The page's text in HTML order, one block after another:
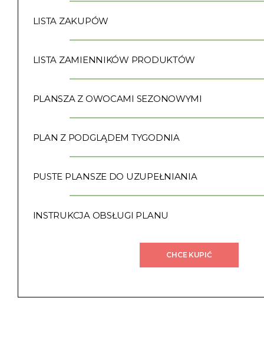
LISTA ZAKUPÓW
LISTA ZAMIENNIKÓW PRODUKTÓW
PLANSZA Z OWOCAMI SEZONOWYMI
PLAN Z PODGLĄDEM TYGODNIA
PUSTE PLANSZE DO UZUPEŁNIANIA
INSTRUKCJA OBSŁUGI PLANU
CHCE KUPIĆ